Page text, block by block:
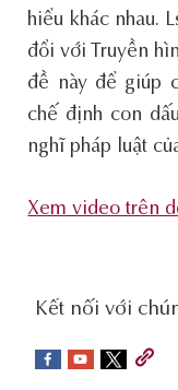
hiểu khác nhau.
đổi với Truyền
đề này để giúp
chế định con
nghĩ pháp luật
Xem video trên
social-
sidebar
Kết nối với